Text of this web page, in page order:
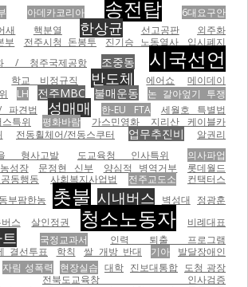
아데카코리아 송전탑 6대요구안
새 핵분열 한상균 선고공판
외주화
부
전주시청 돈봉투 진기승 노동열사
입시폐지
/ 청주국제공항 조중동 시국선언
학교 비정규직 반도체 에어쇼
메이데이
LH 전주MBC 불매운동
논 갈아엎기 투쟁
파견법 성매매 한-EU FTA
세월호 특별법
스특위 평화바람 가스민영화
지리산 케이블카
전동휠체어/전동스쿠터 업무추진비 알권리
형사고발 도교육청 인사특위
의사파업
농성장 문정현 신부 양심적 병역거부
롯데월드
동행동 사회복지사업법 전주교도소 컨택터스
동부팜한농 촛불 시내버스 벽성대 정광훈
스 살인정권 청소노동자
비례대표
국정교과서
인력 퇴출 프로그램
결선투표
학칙 쌀 개방 반대 기아 발달장애인
자림 성폭력 현장실습 대학 진보대통합 도청 광장
전북도교육창 인사검증